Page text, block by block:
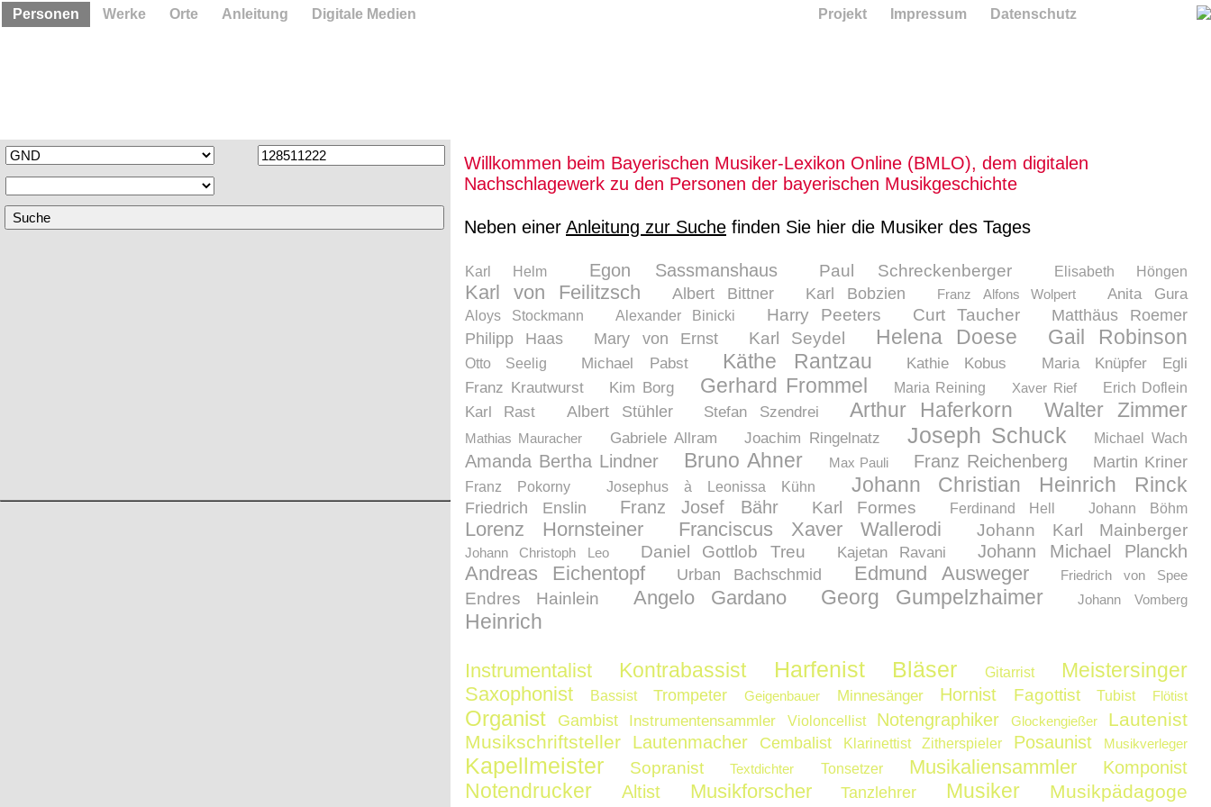
Willkommen beim Bayerischen Musiker-Lexikon Online (BMLO), dem digitalen
Nachschlagewerk zu den Personen der bayerischen Musikgeschichte
Neben einer Anleitung zur Suche finden Sie hier die Musiker des Tages
Karl Helm Egon Sassmanshaus Paul Schreckenberger Elisabeth Höngen
Karl von Feilitzsch Albert Bittner Karl Bobzien Franz Alfons Wolpert Anita Gura
Aloys Stockmann Alexander Binicki Harry Peeters Curt Taucher
Matthäus Roemer
Philipp Haas
Mary von Ernst Karl Seydel Helena Doese Gail Robinson
Otto Seelig Michael Pabst Käthe Rantzau Kathie Kobus
Maria Knüpfer Egli
Franz Krautwurst
Kim Borg Gerhard Frommel Maria Reining Xaver Rief Erich Doflein
Karl Rast Albert Stühler Stefan Szendrei Arthur Haferkorn Walter Zimmer
Mathias Mauracher Gabriele Allram Joachim Ringelnatz Joseph Schuck Michael Wach
Amanda Bertha Lindner Bruno Ahner Max Pauli Franz Reichenberg Martin Kriner
Franz Pokorny Josephus à Leonissa Kühn Johann Christian Heinrich Rinck
Friedrich Enslin Franz Josef Bähr Karl Formes Ferdinand Hell Johann Böhm
Lorenz Hornsteiner Franciscus Xaver Wallerodi Johann Karl Mainberger
Johann Christoph Leo Daniel Gottlob Treu Kajetan Ravani Johann Michael Planckh
Andreas Eichentopf Urban Bachschmid Edmund Ausweger Friedrich von Spee
Endres Hainlein Angelo Gardano Georg Gumpelzhaimer Johann Vomberg
Heinrich
Instrumentalist Kontrabassist Harfenist Bläser Gitarrist Meistersinger
Saxophonist Bassist Trompeter Geigenbauer Minnesänger Hornist Fagottist Tubist Flötist
Organist Gambist Instrumentensammler Violoncellist Notengraphiker Glockengießer
Lautenist
Musikschriftsteller
Lautenmacher Cembalist Klarinettist Zitherspieler Posaunist Musikverleger
Kapellmeister Sopranist Textdichter Tonsetzer Musikaliensammler Komponist
Notendrucker Altist Musikforscher Tanzlehrer Musiker
Musikpädagoge
Personen Werke Orte Anleitung Digitale Medien Projekt Impressum Datenschutz